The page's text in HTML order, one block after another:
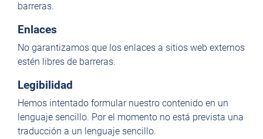
barreras.
Enlaces
No garantizamos que los enlaces a sitios web externos
estén libres de barreras.
Legibilidad
Hemos intentado formular nuestro contenido en un
lenguaje sencillo. Por el momento no está prevista una
traducción a un lenguaje sencillo.